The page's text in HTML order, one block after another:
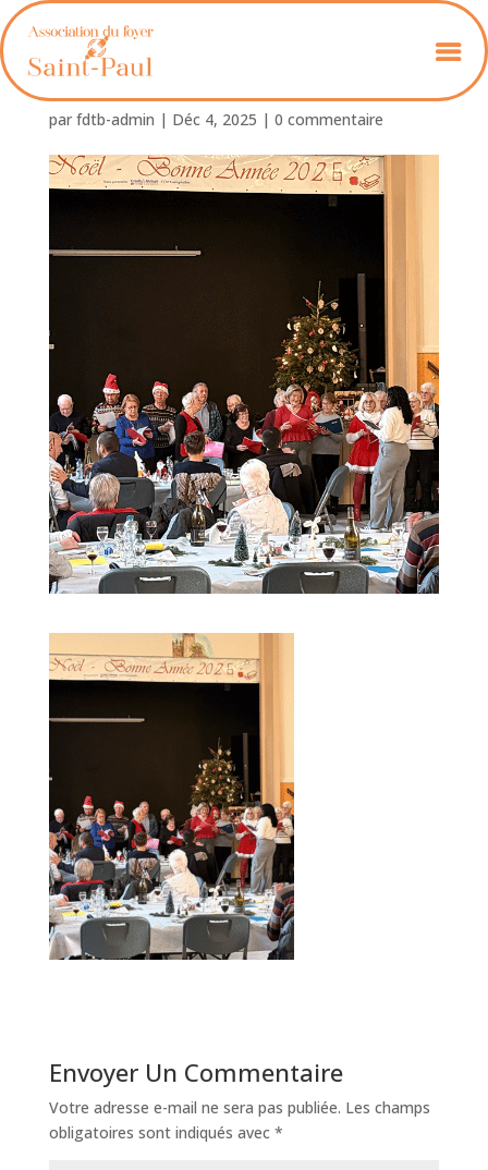
Foyer-St-Paul_07
par fdtb-admin | Déc 4, 2025 | 0 commentaire
Envoyer Un Commentaire
Votre adresse e-mail ne sera pas publiée. Les champs
obligatoires sont indiqués avec *